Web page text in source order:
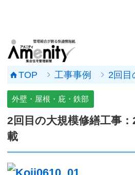
マンション改
工事事
マンションメンテ
TOP 工事事例 2回目
外壁・屋根・庇・鉄部
2回目の大規模修繕工事
載